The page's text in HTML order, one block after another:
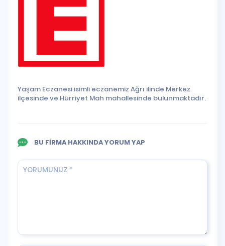
Yaşam Eczanesi isimli eczanemiz Ağrı ilinde Merkez
ilçesinde ve Hürriyet Mah mahallesinde bulunmaktadır.
BU FİRMA HAKKINDA YORUM YAP